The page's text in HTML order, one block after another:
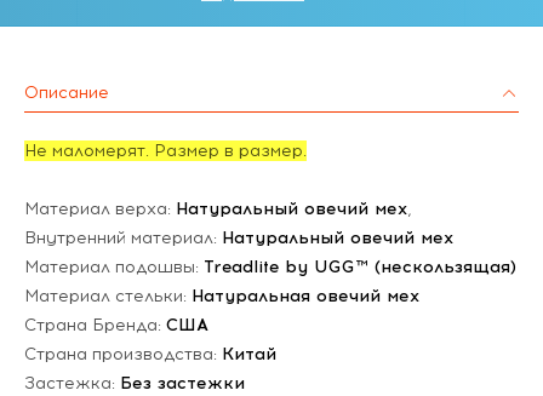
Описание
Не маломерят. Размер в размер.
Материал верха: Натуральный овечий мех,
Внутренний материал: Натуральный овечий мех
Материал подошвы: Treadlite by UGG™ (нескользящая)
Материал стельки: Натуральная овечий мех
Страна Бренда: США
Страна производства: Китай
Застежка: Без застежки